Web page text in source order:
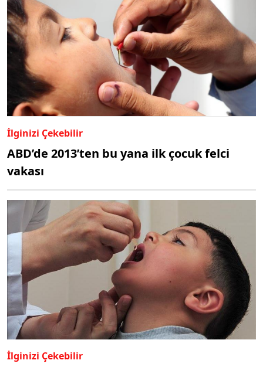
İlginizi Çekebilir
ABD’de 2013’ten bu yana ilk çocuk felci
vakası
İlginizi Çekebilir